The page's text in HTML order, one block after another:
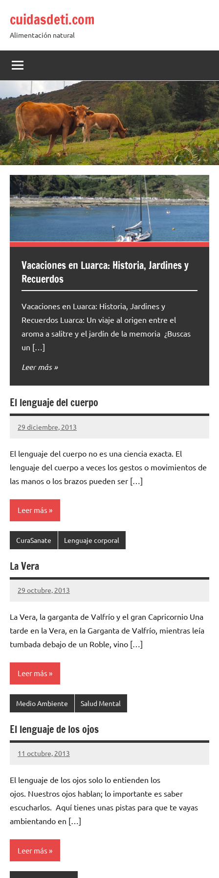
contenido
cuidasdeti.com
Alimentación natural
Vacaciones en Luarca: Historia, Jardines y
Recuerdos
Vacaciones en Luarca: Historia, Jardines y
Recuerdos Luarca: Un viaje al origen entre el
aroma a salitre y el jardín de la memoria ¿Buscas
un […]
Leer más
El lenguaje del cuerpo
29 diciembre, 2013
cuidasdeti
No
comentarios
El lenguaje del cuerpo no es una ciencia exacta. El
lenguaje del cuerpo a veces los gestos o movimientos de
las manos o los brazos pueden ser […]
Leer más
CuraSanate Lenguaje corporal
La Vera
29 octubre, 2013
cuidasdeti
No
comentarios
La Vera, la garganta de Valfrío y el gran Capricornio Una
tarde en la Vera, en la Garganta de Valfrío, mientras leía
tumbada debajo de un Roble, vino […]
Leer más
Medio Ambiente Salud Mental
El lenguaje de los ojos
11 octubre, 2013
cuidasdeti
2
El lenguaje de los ojos solo lo entienden los
ojos. Nuestros ojos hablan; lo importante es saber
escucharlos. Aquí tienes unas pistas para que te vayas
ambientando en […]
Leer más